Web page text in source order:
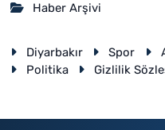
Haber Arşivi
Diyarbakır Spor
Politika
Gizlilik